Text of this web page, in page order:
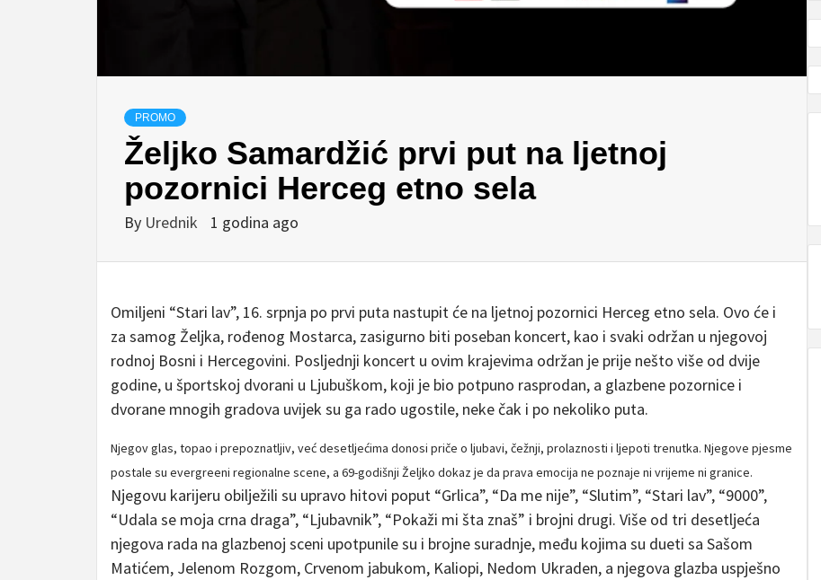
PROMO
Željko Samardžić prvi put na ljetnoj
pozornici Herceg etno sela
By Urednik 1 godina ago
Omiljeni “Stari lav”, 16. srpnja po prvi puta nastupit će na ljetnoj pozornici Herceg etno sela. Ovo će i
za samog Željka, rođenog Mostarca, zasigurno biti poseban koncert, kao i svaki održan u njegovoj
rodnoj Bosni i Hercegovini. Posljednji koncert u ovim krajevima održan je prije nešto više od dvije
godine, u športskoj dvorani u Ljubuškom, koji je bio potpuno rasprodan, a glazbene pozornice i
dvorane mnogih gradova uvijek su ga rado ugostile, neke čak i po nekoliko puta.
Njegov glas, topao i prepoznatljiv, već desetljećima donosi priče o ljubavi, čežnji, prolaznosti i ljepoti trenutka. Njegove pjesme
postale su evergreeni regionalne scene, a 69-godišnji Željko dokaz je da prava emocija ne poznaje ni vrijeme ni granice.
Njegovu karijeru obilježili su upravo hitovi poput “Grlica”, “Da me nije”, “Slutim”, “Stari lav”, “9000”,
“Udala se moja crna draga”, “Ljubavnik”, “Pokaži mi šta znaš” i brojni drugi. Više od tri desetljeća
njegova rada na glazbenoj sceni upotpunile su i brojne suradnje, među kojima su dueti sa Sašom
Matićem, Jelenom Rozgom, Crvenom jabukom, Kaliopi, Nedom Ukraden, a njegova glazba uspješno